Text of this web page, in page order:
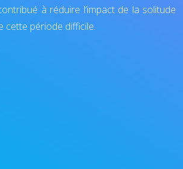
à réduire l’impact de la solitude
cette période difficile.